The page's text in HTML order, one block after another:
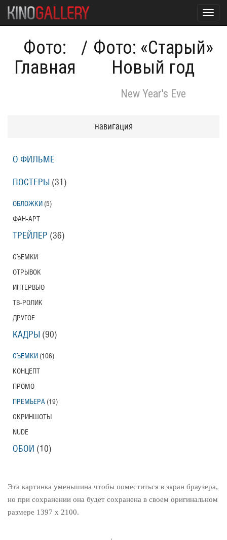
Фото:
Главная
/ Фото: «Старый»
Новый год
New Year's Eve
Эта картинка уменьшина чтобы поместиться в экран браузера,
но при сохранении она будет сохранена в своем оригинальном
размере 1397 x 2100.
навигация
О ФИЛЬМЕ
ПОСТЕРЫ (31)
ОБЛОЖКИ (5)
ФАН-АРТ
ТРЕЙЛЕР (36)
СЪЕМКИ
ОТРЫВОК
ИНТЕРВЬЮ
ТВ-РОЛИК
ДРУГОЕ
КАДРЫ (90)
СЪЕМКИ (106)
КОНЦЕПТ
ПРОМО
ПРЕМЬЕРА (19)
СКРИНШОТЫ
NUDE
ОБОИ (10)